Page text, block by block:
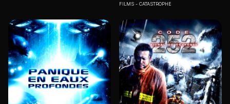
FILMS CATASTROPHE